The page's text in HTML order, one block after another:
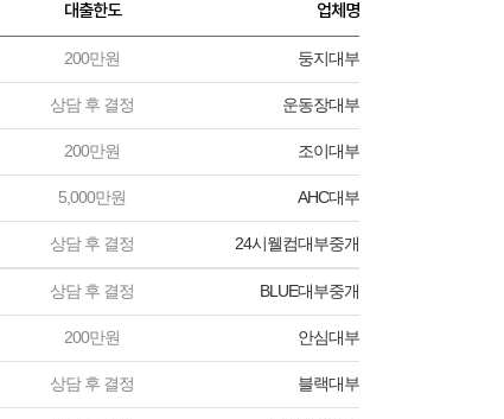
대출한도 업체명
200만원 둥지대부
상담 후 결정 운동장대부
200만원 조이대부
5,000만원 AHC대부
상담 후 결정 24시웰컴대부중개
상담 후 결정 BLUE대부중개
200만원 안심대부
상담 후 결정 블랙대부